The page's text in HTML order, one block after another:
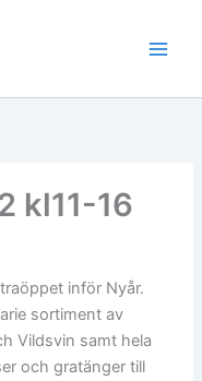
kl11-16
inför Nyår.
sortiment av
Vildsvin samt hela
och gratänger till